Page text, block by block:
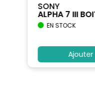
SONY
ALPHA 7 III
EN STOCK